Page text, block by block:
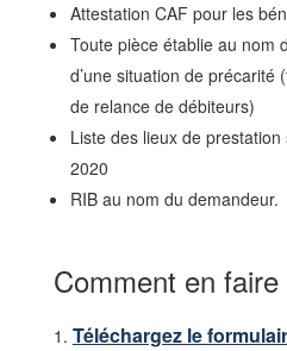
Attestation CAF pour les
Toute pièce établie au nom
d’une situation de précarité
de relance de débiteurs)
Liste des lieux de
2020
RIB au nom du demandeur.
Comment en
Téléchargez le